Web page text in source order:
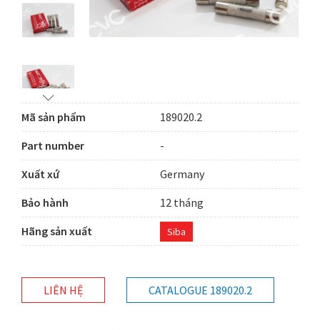
Mã sản phẩm
189020.2
Part number
-
Xuất xứ
Germany
Bảo hành
12 tháng
Hãng sản xuất
Siba
LIÊN HỆ CATALOGUE 189020.2